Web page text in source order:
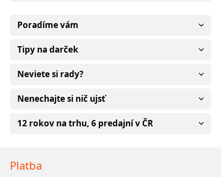
Poradíme vám
Tipy na darček
Neviete si rady?
Nenechajte si nič ujsť
12 rokov na trhu, 6 predajní v ČR
Platba